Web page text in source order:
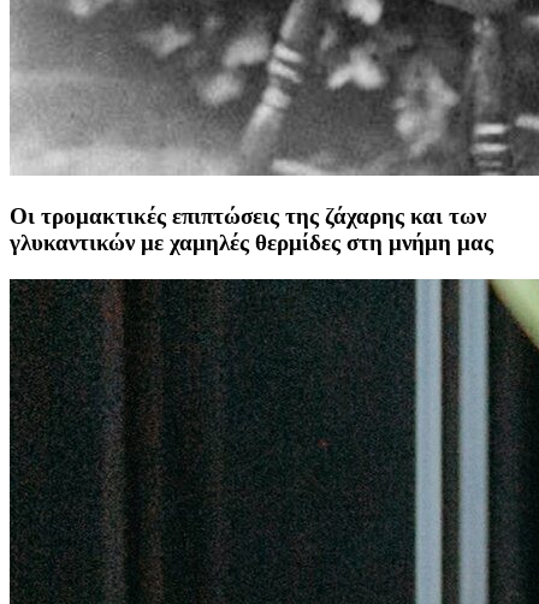
Οι τρομακτικές επιπτώσεις της ζάχαρης και των
γλυκαντικών με χαμηλές θερμίδες στη μνήμη μας